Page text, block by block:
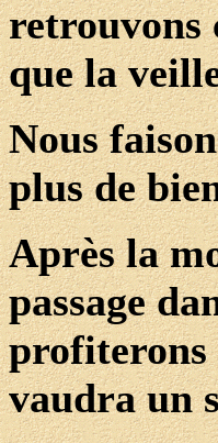
retrouvons
que la
Nous
plus de
Après la
passage
profiterons
vaudra un